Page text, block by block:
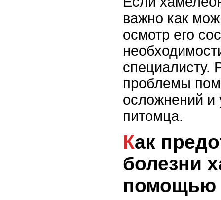
важно как
осмотр его
специалисту.
проблемы
осложнений и
питомца.
Как предотвратить
болезни
помощью